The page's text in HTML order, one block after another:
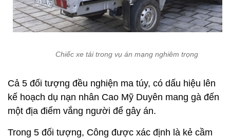
Chiếc xe tải trong vụ án mạng nghiêm trọng
Cả 5 đối tượng đều nghiện ma túy, có dấu hiệu lên
kế hoạch dụ nạn nhân Cao Mỹ Duyên mang gà đến
một địa điểm vắng người để gây án.
Trong 5 đối tượng, Công được xác định là kẻ cầm